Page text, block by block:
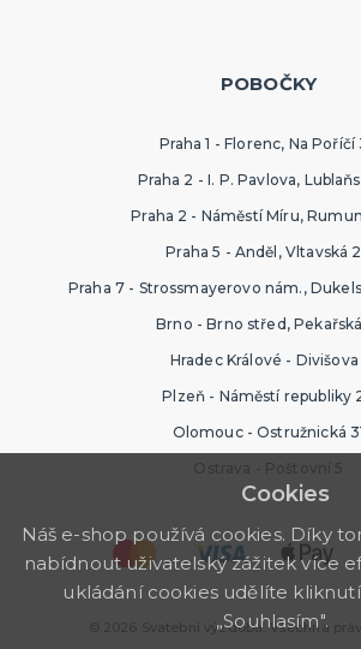
POBOČKY
Praha 1 - Florenc, Na Poříčí
Praha 2 - I. P. Pavlova,
Praha 2 - Náměstí Míru,
Praha 5 - Anděl, Vltavská
Praha 7 - Strossmayerovo nám.,
Brno - Brno střed, Pekařská
Hradec Králové - Divišova
Plzeň - Náměstí republiky
Olomouc - Ostružnická
Ostrava - Poštovní 5
© 2026 Svatební výzdoba. Všechna
Cookies
Náš e-shop používá cookies. Díky
nabídnout uživatelský zážitek více
ukládání cookies udělíte
„Souhlasím".